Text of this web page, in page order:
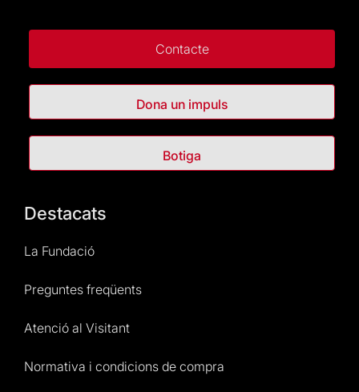
Contacte
Dona un impuls
Botiga
Destacats
La Fundació
Preguntes freqüents
Atenció al Visitant
Normativa i condicions de compra